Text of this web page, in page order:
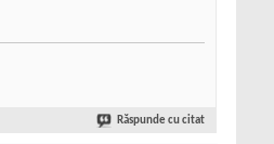
Răspunde cu citat